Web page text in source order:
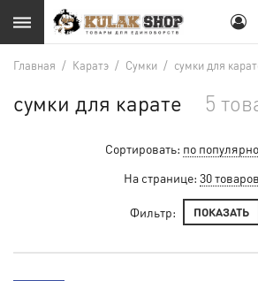
Главная / Каратэ / Сумки / сумки для
сумки для карате 5
Сортировать: по
На странице: 30 товаров
Фильтр: ПОКАЗАТЬ